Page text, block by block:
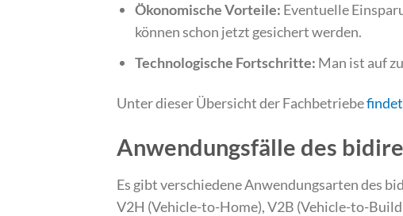
Ökonomische Vorteile: Eventuelle
können schon jetzt gesichert werden.
Technologische Fortschritte: Man ist auf
Unter dieser Übersicht der Fachbetriebe
Anwendungsfälle des
Es gibt verschiedene Anwendungsarten des
V2H (Vehicle-to-Home), V2B (Vehicle-to-